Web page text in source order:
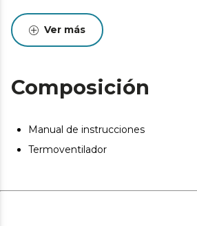
Sistema de seguridad contra
Este producto no es adecuado
primaria. Este producto está
Ver más
Composición
Manual de instrucciones
Termoventilador